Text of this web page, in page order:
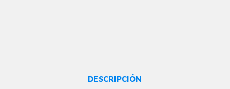
DESCRIPCIÓN